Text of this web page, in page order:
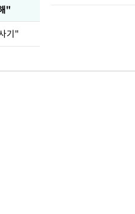
"
기"